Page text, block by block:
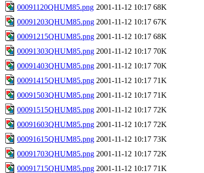
00091120QHUM85.png 2001-11-12 10:17 68K
00091203QHUM85.png 2001-11-12 10:17 67K
00091215QHUM85.png 2001-11-12 10:17 68K
00091303QHUM85.png 2001-11-12 10:17 70K
00091403QHUM85.png 2001-11-12 10:17 70K
00091415QHUM85.png 2001-11-12 10:17 71K
00091503QHUM85.png 2001-11-12 10:17 71K
00091515QHUM85.png 2001-11-12 10:17 72K
00091603QHUM85.png 2001-11-12 10:17 72K
00091615QHUM85.png 2001-11-12 10:17 73K
00091703QHUM85.png 2001-11-12 10:17 72K
00091715QHUM85.png 2001-11-12 10:17 71K